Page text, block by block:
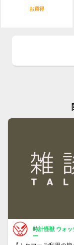
お買得
時計怪獣 ウォッ
ー